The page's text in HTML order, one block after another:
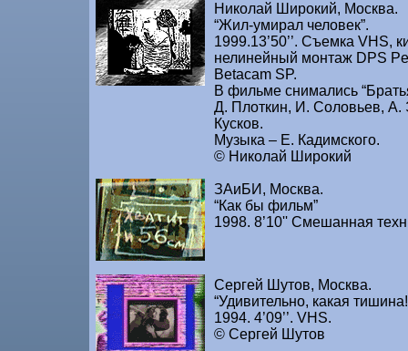
Николай Широкий, Москва.
“Жил-умирал человек”.
1999.13’50’’. Съемка VHS,
нелинейный монтаж DPS
Betacam SP.
В фильме снимались
Д. Плоткин, И. Соловьев,
Кусков.
Музыка – Е. Кадимского.
© Николай Широкий
ЗАиБИ, Москва.
“Как бы фильм”
1998. 8’10'' Смешанная
Сергей Шутов, Москва.
“Удивительно, какая
1994. 4’09’’. VHS.
© Сергей Шутов